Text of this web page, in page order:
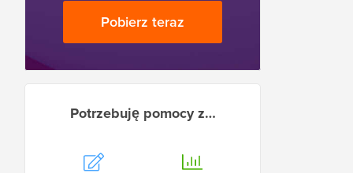
Pobierz teraz
Potrzebuję pomocy z…